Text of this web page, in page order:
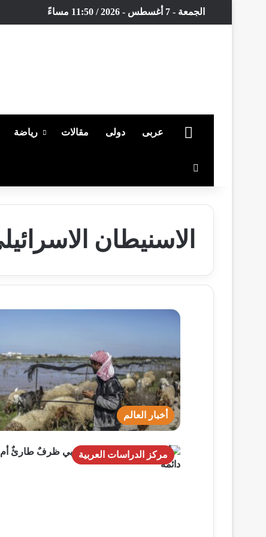
الجمعة - 7 أغسطس - 2026 / 11:50 مساءً
الرئيسية
عربى دولى مقالات رياضة
الاسنيطان
أخبار العالم
مركز الدراسات العربية